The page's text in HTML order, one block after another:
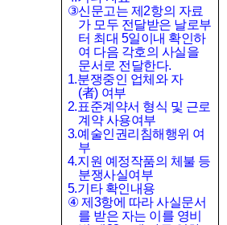
③신문고는 제 2항의 자료
가 모두 전달받은 날로부
터 최대 5일이내 확인하
여 다음 각호의 사실을
문서로 전달한다.
1.분쟁중인 업체와 자
(者) 여부
2.표준계약서 형식 및 근로
계약 사용여부
3.예술인권리침해행위 여
부
4.지원 예정작품의 체불 등
분쟁사실여부
5.기타 확인내용
④제 3항에 따라 사실문서
를 받은 자는 이를 영비